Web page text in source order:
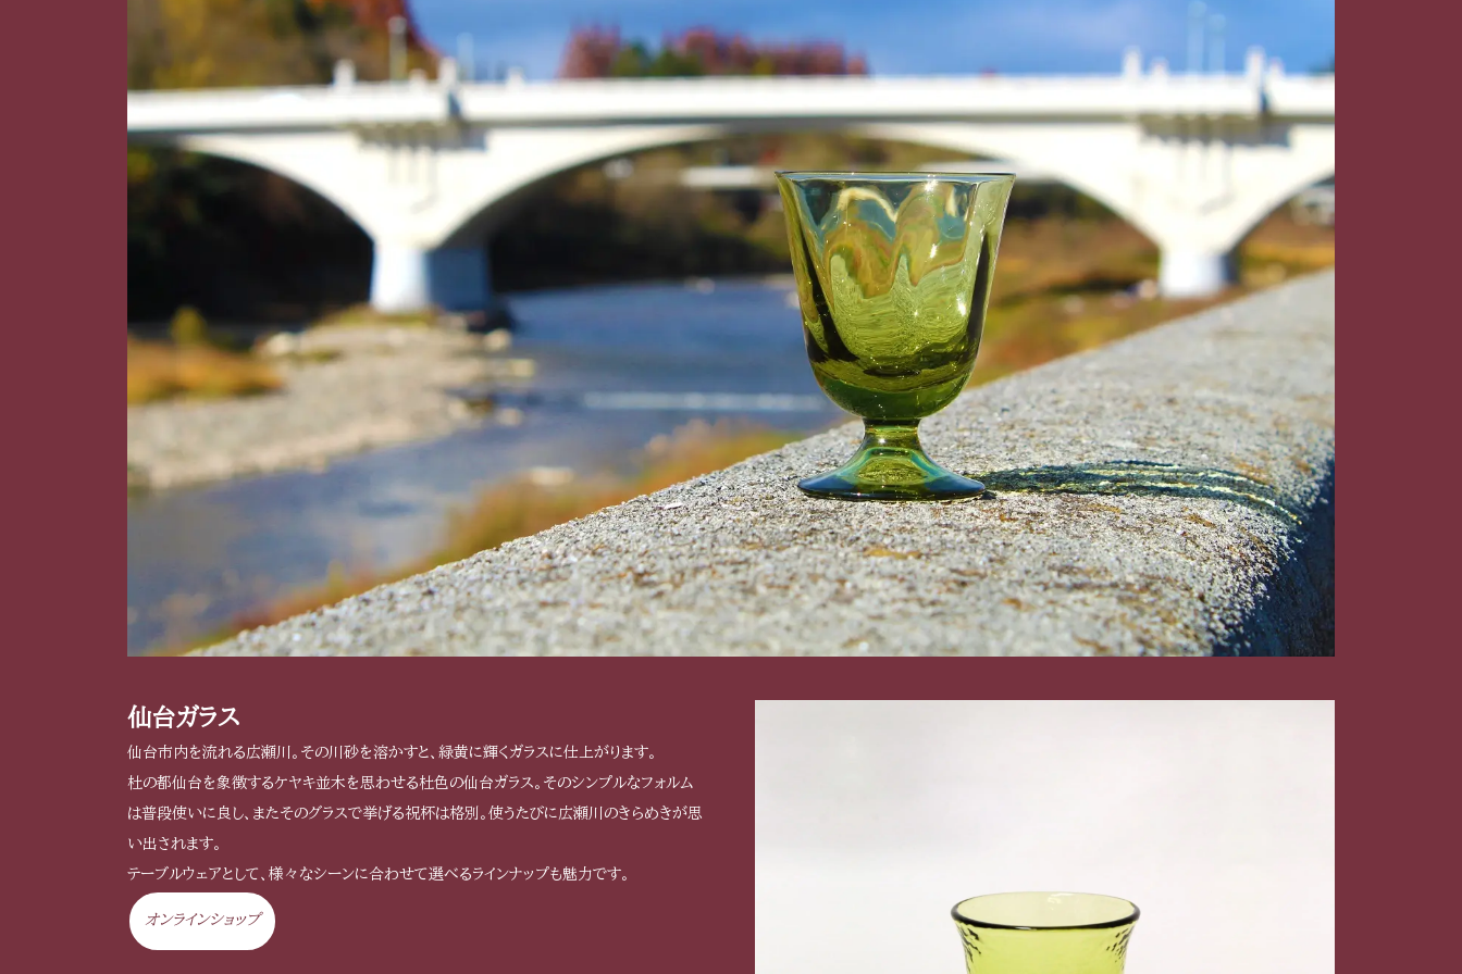
仙台ガラス
仙台市内を流れる広瀬川。その川砂を溶かすと、緑黄に輝くガラスに仕上がります。
杜の都仙台を象徴するケヤキ並木を思わせる杜色の仙台ガラス。そのシンプルなフォルム
は普段使いに良し、またそのグラスで挙げる祝杯は格別。使うたびに広瀬川のきらめきが思
い出されます。
テーブルウェアとして、様々なシーンに合わせて選べるラインナップも魅力です。
オンラインショップ